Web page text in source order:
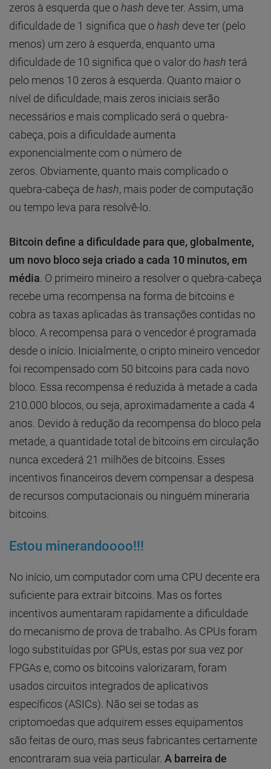
zeros à esquerda que ohash deve ter. Assim, uma
dificuldade de 1 significa que ohash deve ter (pelo
menos) um zero à esquerda, enquanto uma
dificuldade de 10 significa que o valor dohash terá
pelo menos 10 zeros à esquerda. Quanto maior o
nível de dificuldade, mais zeros iniciais serão
necessários e mais complicado será o quebra-
cabeça, pois a dificuldade aumenta
exponencialmente com o número de
zeros. Obviamente, quanto mais complicado o
quebra-cabeça dehash, mais poder de computação
ou tempo leva para resolvê-lo.
Bitcoin define a dificuldade para que, globalmente,
um novo bloco seja criado a cada 10 minutos, em
média . O primeiro mineiro a resolver o quebra-cabeça
recebe uma recompensa na forma de bitcoins e
cobra as taxas aplicadas às transações contidas no
bloco. A recompensa para o vencedor é programada
desde o início. Inicialmente, o cripto mineiro vencedor
foi recompensado com 50 bitcoins para cada novo
bloco. Essa recompensa é reduzida à metade a cada
210.000 blocos, ou seja, aproximadamente a cada 4
anos. Devido à redução da recompensa do bloco pela
metade, a quantidade total de bitcoins em circulação
nunca excederá 21 milhões de bitcoins. Esses
incentivos financeiros devem compensar a despesa
de recursos computacionais ou ninguém mineraria
bitcoins.
Estou minerandoooo!!!
No início, um computador com uma CPU decente era
suficiente para extrair bitcoins. Mas os fortes
incentivos aumentaram rapidamente a dificuldade
do mecanismo de prova de trabalho. As CPUs foram
logo substituídas por GPUs, estas por sua vez por
FPGAs e, como os bitcoins valorizaram, foram
usados ​​circuitos integrados de aplicativos
específicos (ASICs). Não sei se todas as
criptomoedas que adquirem esses equipamentos
são feitas de ouro, mas seus fabricantes certamente
encontraram sua veia particular. A barreira de